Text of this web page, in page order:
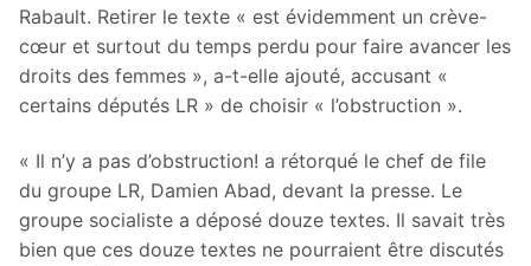
Rabault. Retirer le texte « est évidemment un crève-
cœur et surtout du temps perdu pour faire avancer les
droits des femmes », a-t-elle ajouté, accusant «
certains députés LR » de choisir « l’obstruction ».
« Il n’y a pas d’obstruction! a rétorqué le chef de file
du groupe LR, Damien Abad, devant la presse. Le
groupe socialiste a déposé douze textes. Il savait très
bien que ces douze textes ne pourraient être discutés